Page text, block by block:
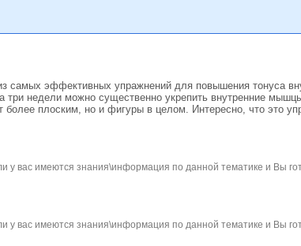
самых эффективных упражнений для повышения тонуса
три недели можно существенно укрепить внутренние
плоским, но и фигуры в целом. Интересно, что это
у вас имеются знания\информация по данной тематике и Вы
у вас имеются знания\информация по данной тематике и Вы